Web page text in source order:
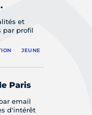
et
par profil
JEUNE
Paris
email
d'intérêt